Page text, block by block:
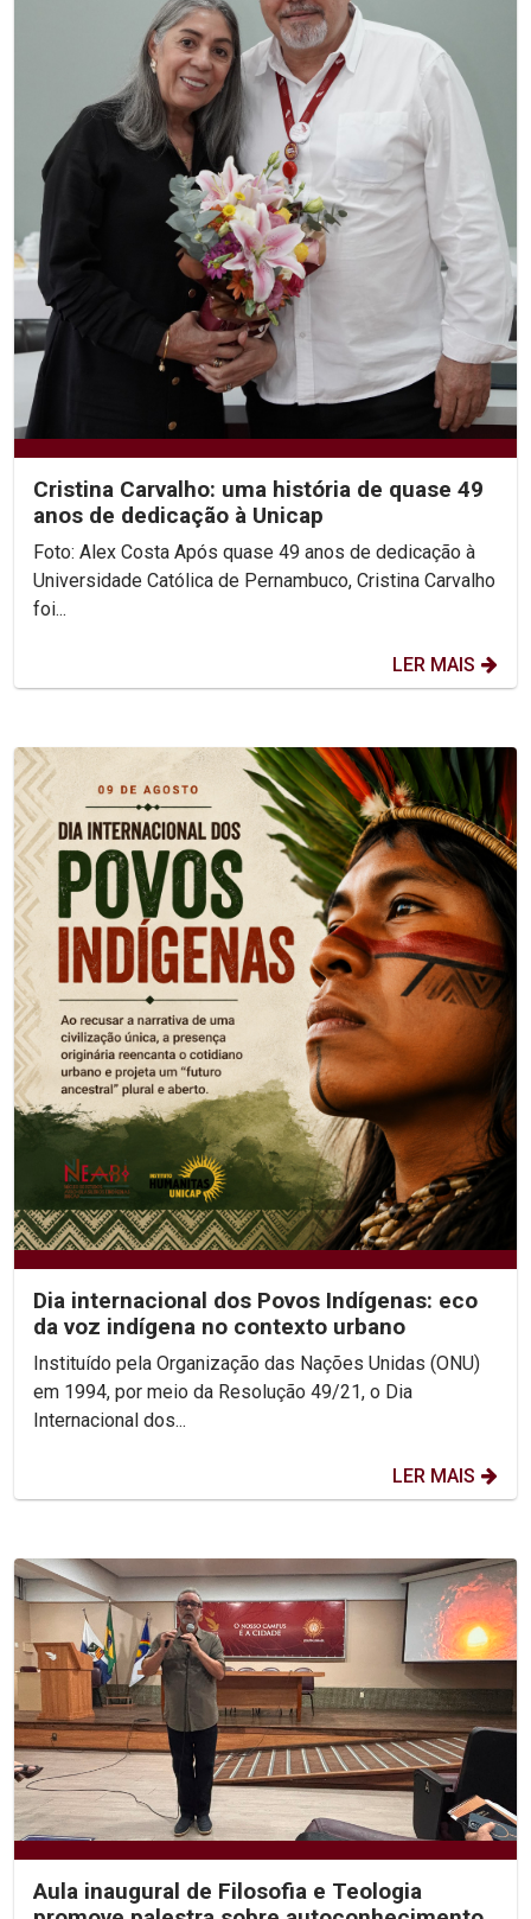
Cristina Carvalho: uma história de quase 49
anos de dedicação à Unicap
Foto: Alex Costa Após quase 49 anos de dedicação à
Universidade Católica de Pernambuco, Cristina Carvalho
foi...
LER MAIS
Dia internacional dos Povos Indígenas: eco
da voz indígena no contexto urbano
Instituído pela Organização das Nações Unidas (ONU)
em 1994, por meio da Resolução 49/21, o Dia
Internacional dos...
LER MAIS
Aula inaugural de Filosofia e Teologia